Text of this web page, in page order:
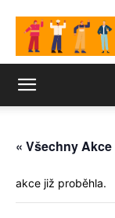
« Všechny Akce
akce již proběhla.